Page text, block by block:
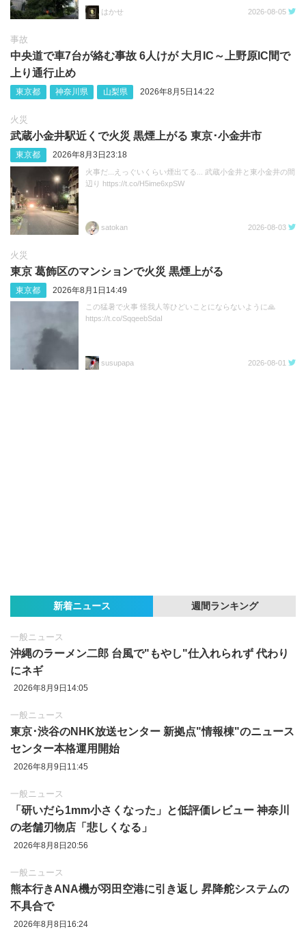
はかせ 2026-08-05
事故
中央道で車7台が絡む事故 6人けが 大月IC～上野原IC間で
上り通行止め
東京都 神奈川県 山梨県 2026年8月5日14:22
火災
武蔵小金井駅近くで火災 黒煙上がる 東京･小金井市
東京都 2026年8月3日23:18
火事だ...えっぐいくらい煙出てる... 武蔵小金井と東小金井の間
辺り https://t.co/H5ime6xpSW
satokan 2026-08-03
火災
東京 葛飾区のマンションで火災 黒煙上がる
東京都 2026年8月1日14:49
この猛暑で火事 怪我人等ひどいことにならないように🙏
https://t.co/SqqeebSdaI
susupapa 2026-08-01
新着ニュース 週間ランキング
一般ニュース
沖縄のラーメン二郎 台風で"もやし"仕入れられず 代わり
にネギ
2026年8月9日14:05
一般ニュース
東京‪･‬渋谷のNHK放送センター 新拠点"情報棟"のニュース
センター本格運用開始
2026年8月9日11:45
一般ニュース
「研いだら1mm小さくなった」と低評価レビュー 神奈川
の老舗刃物店「悲しくなる」
2026年8月8日20:56
一般ニュース
熊本行きANA機が羽田空港に引き返し 昇降舵システムの
不具合で
2026年8月8日16:24